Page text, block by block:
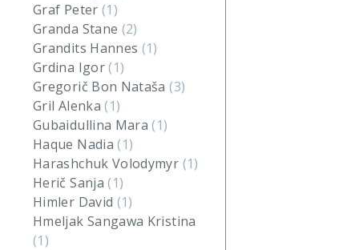
Graf Peter (1)
Granda Stane (2)
Grandits Hannes (1)
Grdina Igor(1)
Gregorič Bon Nataša(3)
Gril Alenka(1)
Gubaidullina Mara(1)
Haque Nadia(1)
Harashchuk Volodymyr (1)
Herič Sanja(1)
Himler David (1)
Hmeljak Sangawa Kristina
(1)